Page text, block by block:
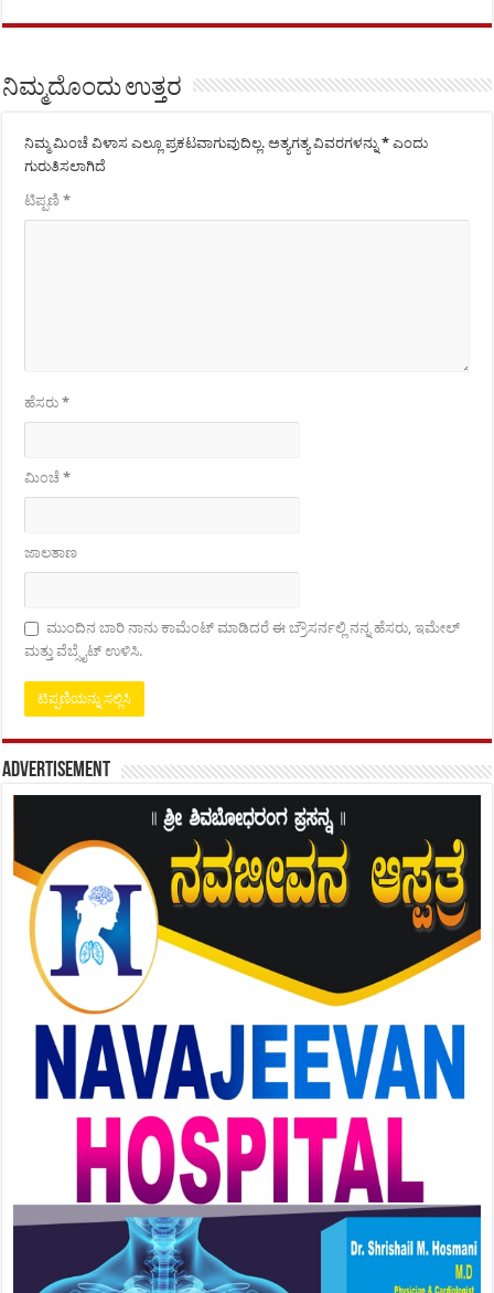
ನಿಮ್ಮದೊಂದು ಉತ್ತರ
ನಿಮ್ಮ ಮಿಂಚೆ ವಿಳಾಸ ಎಲ್ಲೂ ಪ್ರಕಟವಾಗುವುದಿಲ್ಲ. ಅತ್ಯಗತ್ಯ ವಿವರಗಳನ್ನು* ಎಂದು
ಗುರುತಿಸಲಾಗಿದೆ
ಟಿಪ್ಪಣಿ*
ಹೆಸರು*
ಮಿಂಚೆ*
ಜಾಲತಾಣ
ಮುಂದಿನ ಬಾರಿ ನಾನು ಕಾಮೆಂಟ್ ಮಾಡಿದರೆ ಈ ಬ್ರೌಸರ್ನಲ್ಲಿ ನನ್ನ ಹೆಸರು, ಇಮೇಲ್
ಮತ್ತು ವೆಬ್ಸೈಟ್ ಉಳಿಸಿ.
Advertisement